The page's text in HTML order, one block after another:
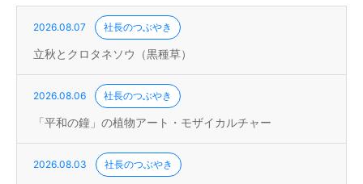
2026.08.07 社長のつぶやき
立秋とクロタネソウ（黒種草）
2026.08.06 社長のつぶやき
「平和の鐘」の植物アート・モザイカルチャー
2026.08.03 社長のつぶやき